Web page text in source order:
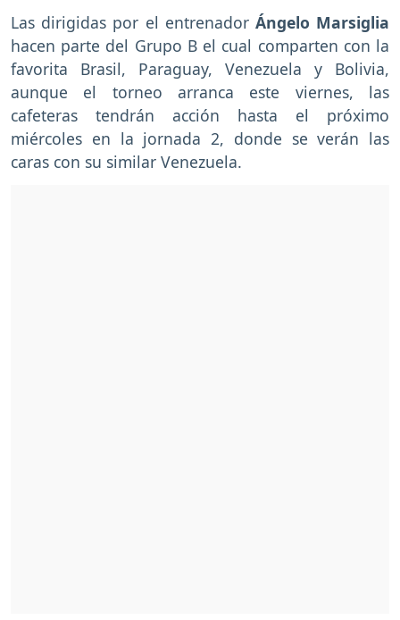
Las dirigidas por el entrenador Ángelo Marsiglia
hacen parte del Grupo B el cual comparten con la
favorita Brasil, Paraguay, Venezuela y Bolivia,
aunque el torneo arranca este viernes, las
cafeteras tendrán acción hasta el próximo
miércoles en la jornada 2, donde se verán las
caras con su similar Venezuela.